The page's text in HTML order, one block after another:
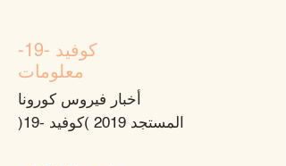
كوفيد -19-
معلومات
أخبار فيروس كورونا
المستجد 2019 (كوفيد -19)